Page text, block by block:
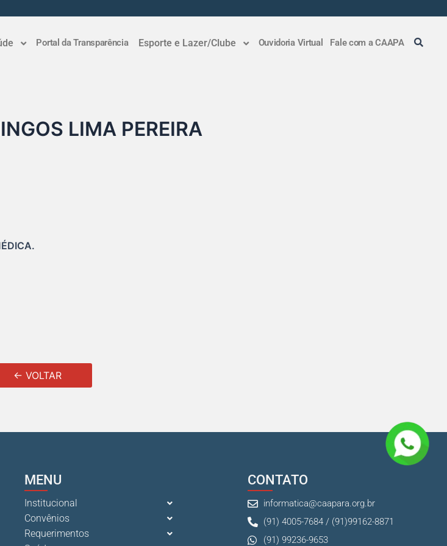
Portal da Transparência Esporte e Lazer/Clube Ouvidoria Virtual Fale com a CAAPA
LIMA PEREIRA
← VOLTAR
MENU
Institucional
Convênios
Requerimentos
CONTATO
informatica@caapara.org.br
(91) 4005-7684 / (91)99162-8871
(91) 99236-9653